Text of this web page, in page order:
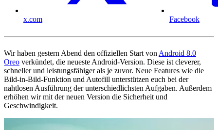
x.com Facebook
Wir haben gestern Abend den offiziellen Start vonAndroid 8.0
Oreo verkündet, die neueste Android-Version. Diese ist cleverer,
schneller und leistungsfähiger als je zuvor. Neue Features wie die
Bild-in-Bild-Funktion und Autofill unterstützen euch bei der
nahtlosen Ausführung der unterschiedlichsten Aufgaben. Außerdem
erhöhen wir mit der neuen Version die Sicherheit und
Geschwindigkeit.